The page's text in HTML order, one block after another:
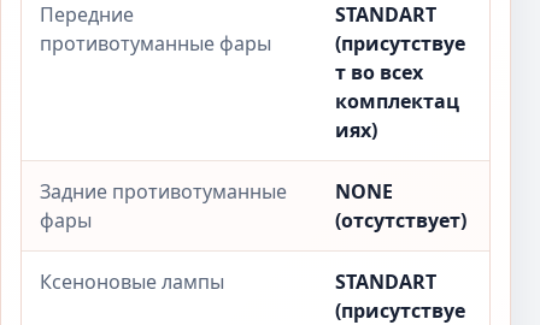
Передние
противотуманные фары
STANDART
(присутствуе
т во всех
комплектац
иях)
Задние противотуманные
фары
NONE
(отсутствует)
Ксеноновые лампы
STANDART
(присутствуе